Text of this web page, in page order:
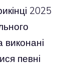
2025
певні